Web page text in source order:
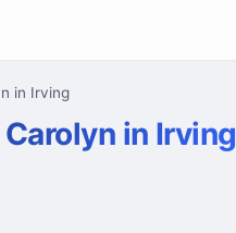
in Irving
in Irving